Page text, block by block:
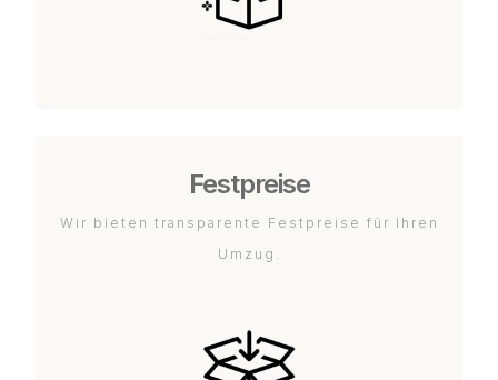
Festpreise
Wir bieten transparente Festpreise für Ihren
Umzug.